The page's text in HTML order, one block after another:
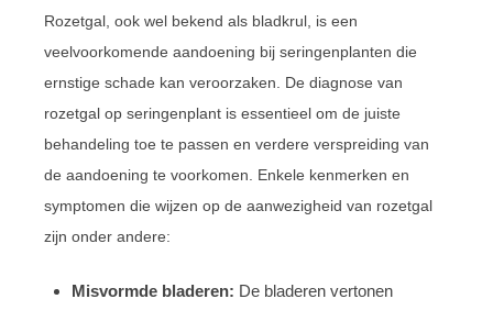
Rozetgal, ook wel bekend als bladkrul, is een
veelvoorkomende aandoening bij seringenplanten die
ernstige schade kan veroorzaken. De diagnose van
rozetgal op seringenplant is essentieel om de juiste
behandeling toe te passen en verdere verspreiding van
de aandoening te voorkomen. Enkele kenmerken en
symptomen die wijzen op de aanwezigheid van rozetgal
zijn onder andere:
Misvormde bladeren: De bladeren vertonen